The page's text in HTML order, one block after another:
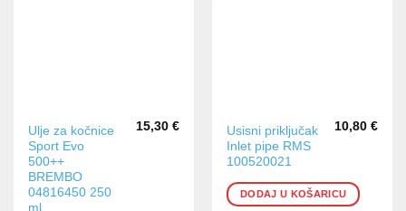
Ulje za kočnice
Sport Evo
500++
BREMBO
04816450 250
ml
15,30 €
Usisni priključak
Inlet pipe RMS
100520021
10,80 €
DODAJ U KOŠARICU